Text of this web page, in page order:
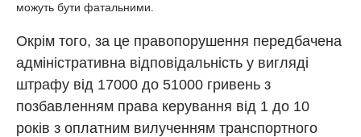
можуть бути фатальними.
Окрім того, за це правопорушення передбачена
адміністративна відповідальність у вигляді
штрафу від 17000 до 51000 гривень з
позбавленням права керування від 1 до 10
років з оплатним вилученням транспортного